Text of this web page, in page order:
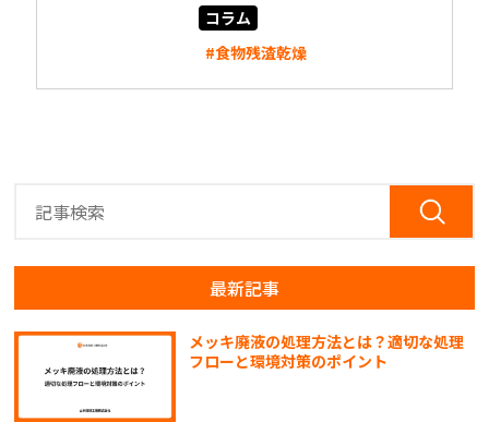
コラム
#食物残渣乾燥
最新記事
メッキ廃液の処理方法とは？適切な処理
フローと環境対策のポイント